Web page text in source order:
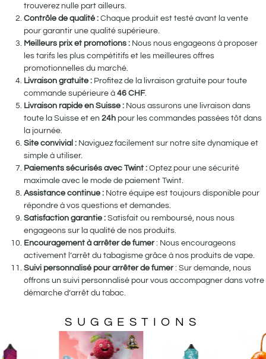
trouverez nulle part ailleurs.
Contrôle de qualité : Chaque produit est testé avant la vente
pour garantir une qualité supérieure.
Meilleurs prix et promotions : Nous nous engageons à proposer
les tarifs les plus compétitifs et les meilleures offres
promotionnelles du marché.
Livraison gratuite : Profitez de la livraison gratuite pour toute
commande supérieure à 46 CHF.
Livraison rapide en Suisse : Nous assurons une livraison dans
toute la Suisse et en 24h pour les commandes passées tôt dans
la journée.
Site convivial : Naviguez facilement sur notre site dynamique et
simple à utiliser.
Paiements sécurisés avec Twint : Optez pour une sécurité
maximale avec le mode de paiement Twint.
Assistance continue : Notre équipe est toujours disponible pour
répondre à vos questions et demandes.
Satisfaction garantie : Satisfait ou remboursé, nous nous
engageons sur la qualité de nos produits.
Encouragement à arrêter de fumer: Nous encourageons
activement l’arrêt du tabagisme grâce à nos produits de vape.
Suivi personnalisé pour arrêter de fumer: Sur demande, nous
offrons un suivi personnalisé pour vous accompagner dans votre
démarche d’arrêt du tabac.
SUGGESTIONS